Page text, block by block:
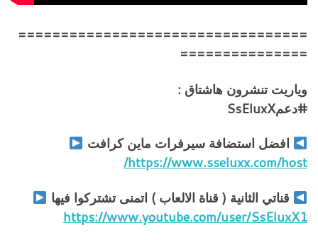
==================================
===============
وياريت تنشرون هاشتاق :
#دعمSsEluxX
افضل استضافة سيرفرات ماين كرافت
https://www.sseluxx.com/host/
قناتي الثانية ( قناة الالعاب ) اتمنى تشتركوا فيها
https://www.youtube.com/user/SsEluxX1